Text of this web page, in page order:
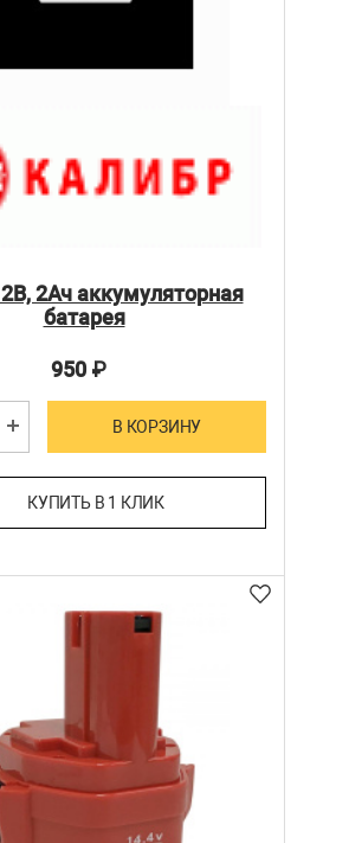
2Ач аккумуляторная
батарея
950₽
В КОРЗИНУ
КУПИТЬ В 1 КЛИК